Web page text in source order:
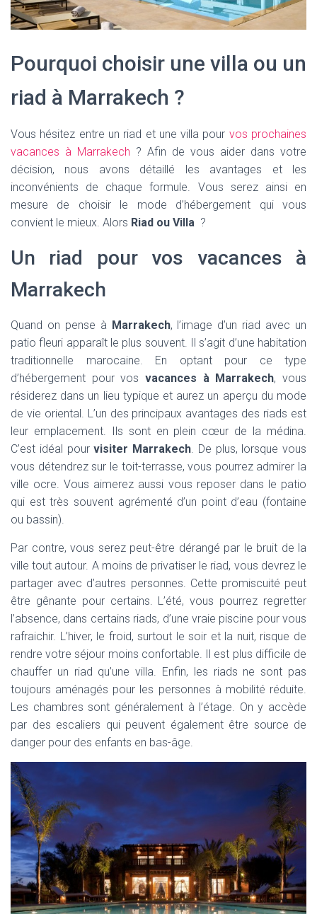
Pourquoi choisir une villa ou un
riad à Marrakech ?
Vous hésitez entre un riad et une villa pour vos prochaines
vacances à Marrakech ? Afin de vous aider dans votre
décision, nous avons détaillé les avantages et les
inconvénients de chaque formule. Vous serez ainsi en
mesure de choisir le mode d’hébergement qui vous
convient le mieux. Alors Riad ou Villa ?
Un riad pour vos vacances à
Marrakech
Quand on pense à Marrakech, l’image d’un riad avec un
patio fleuri apparaît le plus souvent. Il s’agit d’une habitation
traditionnelle marocaine. En optant pour ce type
d’hébergement pour vos vacances à Marrakech, vous
résiderez dans un lieu typique et aurez un aperçu du mode
de vie oriental. L’un des principaux avantages des riads est
leur emplacement. Ils sont en plein cœur de la médina.
C’est idéal pourvisiter Marrakech. De plus, lorsque vous
vous détendrez sur le toit-terrasse, vous pourrez admirer la
ville ocre. Vous aimerez aussi vous reposer dans le patio
qui est très souvent agrémenté d’un point d’eau (fontaine
ou bassin).
Par contre, vous serez peut-être dérangé par le bruit de la
ville tout autour. A moins de privatiser le riad, vous devrez le
partager avec d’autres personnes. Cette promiscuité peut
être gênante pour certains. L’été, vous pourrez regretter
l’absence, dans certains riads, d’une vraie piscine pour vous
rafraichir. L’hiver, le froid, surtout le soir et la nuit, risque de
rendre votre séjour moins confortable. Il est plus difficile de
chauffer un riad qu’une villa. Enfin, les riads ne sont pas
toujours aménagés pour les personnes à mobilité réduite.
Les chambres sont généralement à l’étage. On y accède
par des escaliers qui peuvent également être source de
danger pour des enfants en bas-âge.